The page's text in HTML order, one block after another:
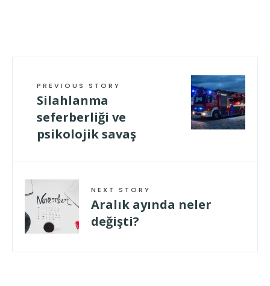
PREVIOUS STORY
Silahlanma
seferberliği ve
psikolojik savaş
NEXT STORY
Aralık ayında neler
değişti?